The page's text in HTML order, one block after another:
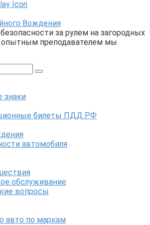
Вождения
за рулем на загородных
опытным преподавателем мы
билеты ПДД РФ
автомобиля
обслуживание
вопросы
авто по маркам